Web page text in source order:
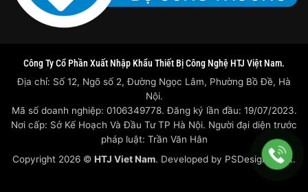
Công Ty Cổ Phần Xuất Nhập Khẩu Thiết Bị Công Nghệ HTJ Việt Nam.
Địa chỉ: Số 12, Ngõ số 2, Đường Ngọc Lâm, Phường Bồ Đề, Hà
Nội.
Mã số doanh nghiệp: 0106349778. Đăng ký lần đầu: 19/07/2023.
Nơi cấp: Sở Kế Hoạch Và Đầu Tư TP Hà Nội. Người đại diện trước
pháp luật: Trần Văn Hân
Copyright 2026 © HTJ Viet Nam. Developed by PSDesigner.net.